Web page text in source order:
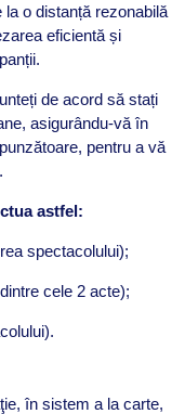
o distanță rezonabilă
eficientă și
de acord să stați
asigurându-vă în
pentru a vă
astfel:
spectacolului);
cele 2 acte);
în sistem a la carte,